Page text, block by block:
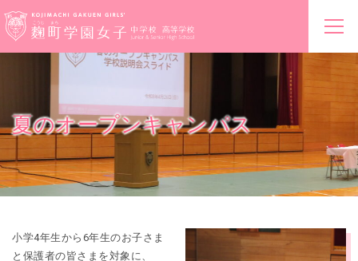
夏のオープンキャンパス
小学4年生から6年生のお子さま
と保護者の皆さまを対象に、